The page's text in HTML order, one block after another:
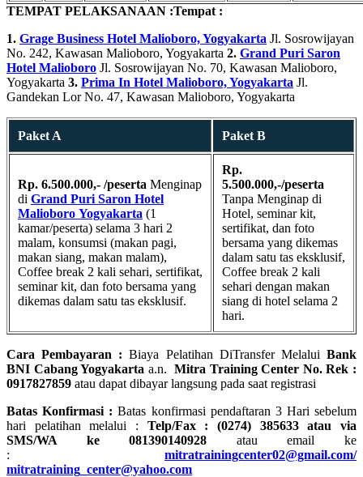
TEMPAT PELAKSANAAN :Tempat :
1. Grage Business Hotel Malioboro, Yogyakarta Jl. Sosrowijayan
No. 242, Kawasan Malioboro, Yogyakarta 2. Grand Puri Saron
Hotel Malioboro Jl. Sosrowijayan No. 70, Kawasan Malioboro,
Yogyakarta 3. Prima In Hotel Malioboro, Yogyakarta Jl.
Gandekan Lor No. 47, Kawasan Malioboro, Yogyakarta
Paket A Paket B
Rp. 6.500.000,- /peserta Menginap
di Grand Puri Saron Hotel
Malioboro Yogyakarta (1
kamar/peserta) selama 3 hari 2
malam, konsumsi (makan pagi,
makan siang, makan malam),
Coffee break 2 kali sehari, sertifikat,
seminar kit, dan foto bersama yang
dikemas dalam satu tas eksklusif.
Rp.
5.500.000,-/peserta
Tanpa Menginap di
Hotel, seminar kit,
sertifikat, dan foto
bersama yang dikemas
dalam satu tas eksklusif,
Coffee break 2 kali
sehari dengan makan
siang di hotel selama 2
hari.
Cara Pembayaran :Biaya Pelatihan DiTransfer MelaluiBank
BNI Cabang Yogyakarta a.n.Mitra Training Center No. Rek :
0917827859 atau dapat dibayar langsung pada saat registrasi
Batas Konfirmasi :Batas konfirmasi pendaftaran 3 Hari sebelum
hari pelatihan melalui : Telp/Fax : (0274) 385633 atau via
SMS/WA ke 081390140928 atau email ke
:
mitratrainingcenter02@gmail.com/
mitratraining_center@yahoo.com